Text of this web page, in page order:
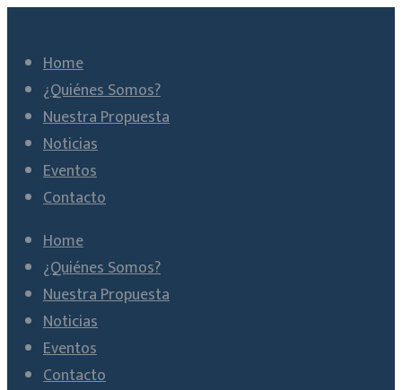
Home
¿Quiénes Somos?
Nuestra Propuesta
Noticias
Eventos
Contacto
Home
¿Quiénes Somos?
Nuestra Propuesta
Noticias
Eventos
Contacto